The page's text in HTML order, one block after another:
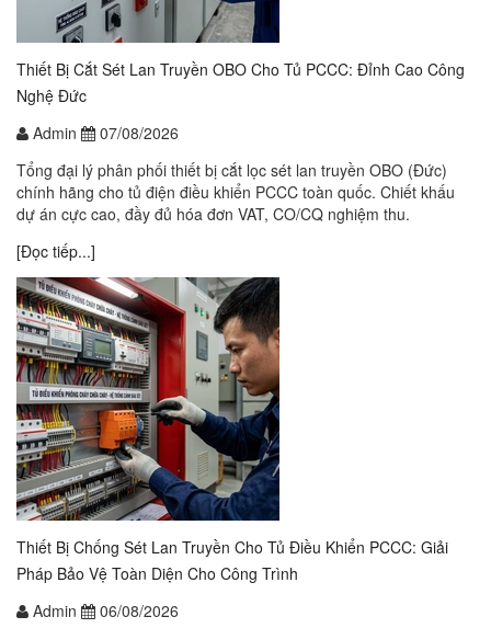
Thiết Bị Cắt Sét Lan Truyền OBO Cho Tủ PCCC: Đỉnh Cao Công
Nghệ Đức
Admin
07/08/2026
Tổng đại lý phân phối thiết bị cắt lọc sét lan truyền OBO (Đức)
chính hãng cho tủ điện điều khiển PCCC toàn quốc. Chiết khấu
dự án cực cao, đầy đủ hóa đơn VAT, CO/CQ nghiệm thu.
[Đọc tiếp...]
Thiết Bị Chống Sét Lan Truyền Cho Tủ Điều Khiển PCCC: Giải
Pháp Bảo Vệ Toàn Diện Cho Công Trình
Admin
06/08/2026